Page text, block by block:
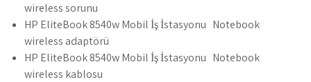
wireless sorunu
HP EliteBook 8540w Mobil İş İstasyonu Notebook
wireless adaptörü
HP EliteBook 8540w Mobil İş İstasyonu Notebook
wireless kablosu